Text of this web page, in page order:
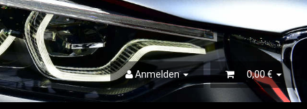
Anmelden 0,00 €